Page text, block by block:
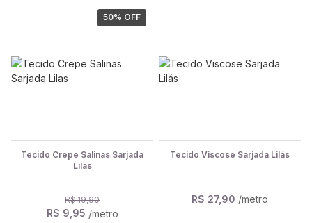
50% OFF
Tecido Crepe Salinas Sarjada
Lilas
R$ 19,90
R$ 9,95 /metro
Tecido Viscose Sarjada Lilás
R$ 27,90 /metro